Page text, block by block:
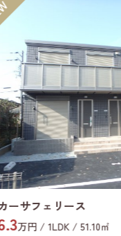
6万